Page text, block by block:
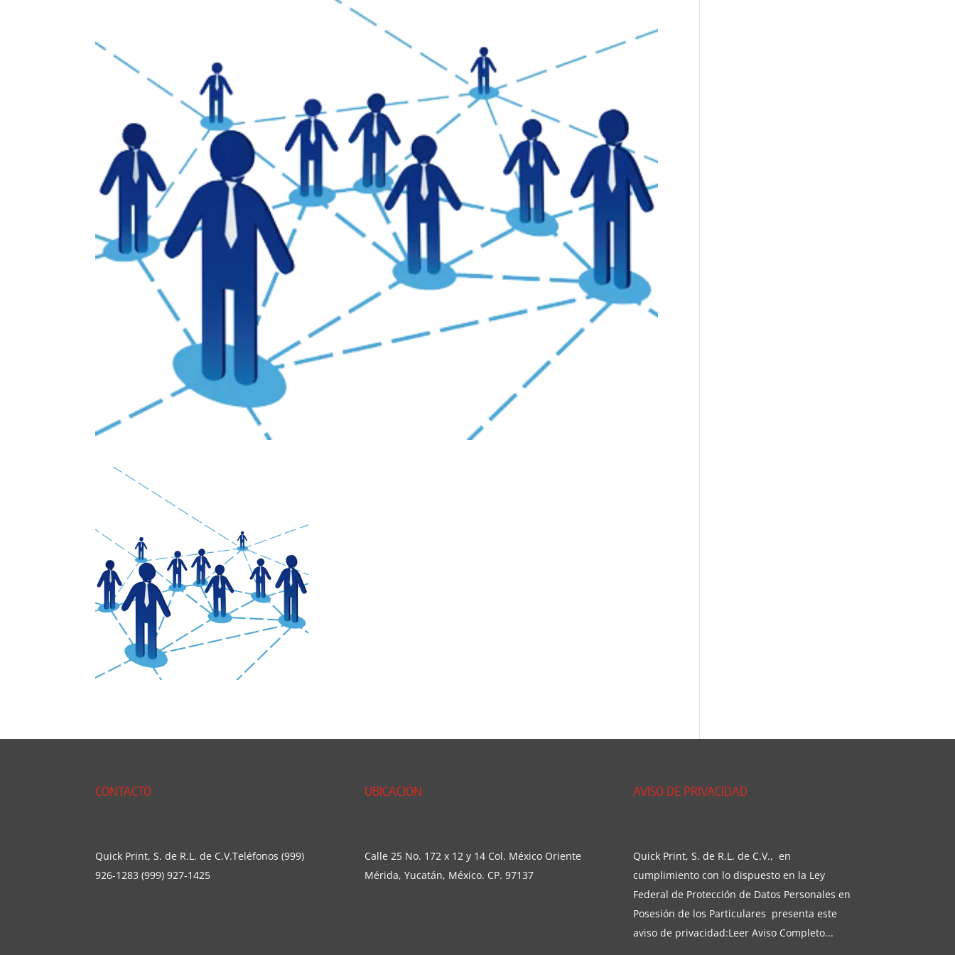
CONTACTO
Quick Print, S. de R.L. de C.V.Teléfonos (999)
926-1283 (999) 927-1425
UBICACIÓN
Calle 25 No. 172 x 12 y 14 Col. México Oriente
Mérida, Yucatán, México. CP. 97137
AVISO DE PRIVACIDAD
Quick Print, S. de R.L. de C.V., en
cumplimiento con lo dispuesto en la Ley
Federal de Protección de Datos Personales en
Posesión de los Particulares presenta este
aviso de privacidad:Leer Aviso Completo...